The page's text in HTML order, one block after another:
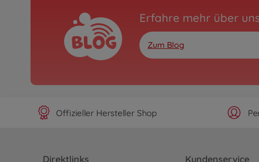
Erfahre mehr über
Zum Blog
Offizieller Hersteller Shop
Direktlinks Kundenservice